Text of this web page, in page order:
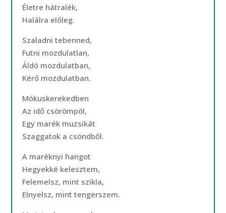
Életre hátralék,
Halálra előleg.
Szaladni tebenned,
Futni mozdulatlan,
Áldó mozdulatban,
Kérő mozdulatban.
Mókuskerekedben
Az idő csörömpöl,
Egy marék muzsikát
Szaggatok a csöndből.
A maréknyi hangot
Hegyekké kelesztem,
Felemelsz, mint szikla,
Elnyelsz, mint tengerszem.